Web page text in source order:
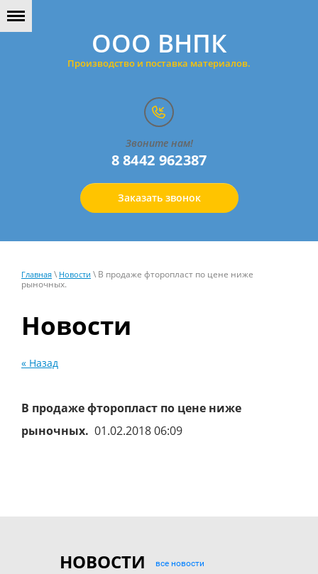
ООО ВНПК
Производство и поставка материалов.
Звоните нам!
8 8442 962387
Заказать звонок
Главная \ Новости \ В продаже фторопласт по цене ниже
рыночных.
Новости
« Назад
В продаже фторопласт по цене ниже
рыночных. 01.02.2018 06:09
НОВОСТИ все новости